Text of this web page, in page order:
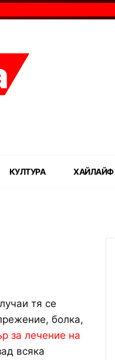
КУЛТУРА ХАЙЛАЙФ
тя се
болка,
за лечение на
всяка